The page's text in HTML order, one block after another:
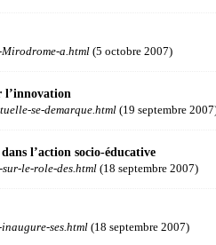
a.html (5 octobre 2007)
l’innovation
se-demarque.html (19 septembre
l’action socio-éducative
le-role-des.html (18 septembre 2007)
ses.html (18 septembre 2007)